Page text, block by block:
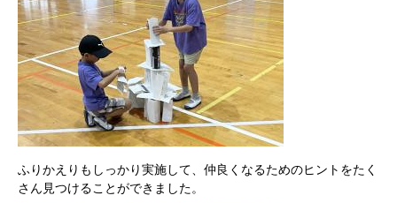
ふりかえりもしっかり実施して、仲良くなるためのヒントをたく
さん見つけることができました。